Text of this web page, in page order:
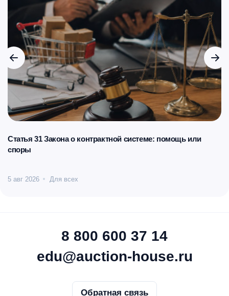
Статья 31 Закона о контрактной системе: помощь или
споры
5 авг 2026 Для всех
8 800 600 37 14
edu@auction-house.ru
Обратная связь